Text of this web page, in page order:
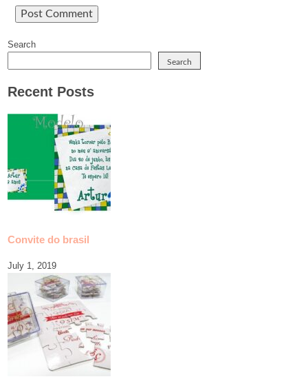
Search
Search
Recent Posts
Convite do brasil
July 1, 2019